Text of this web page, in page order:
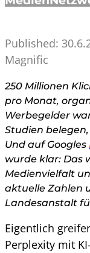
Published:
Magnific
250 Millionen
pro Monat,
Werbegelder
Studien
Und auf Googles
wurde klar: Das
Medienvielfalt
aktuelle Zahlen
Landesanstalt
Eigentlich
Perplexity mit